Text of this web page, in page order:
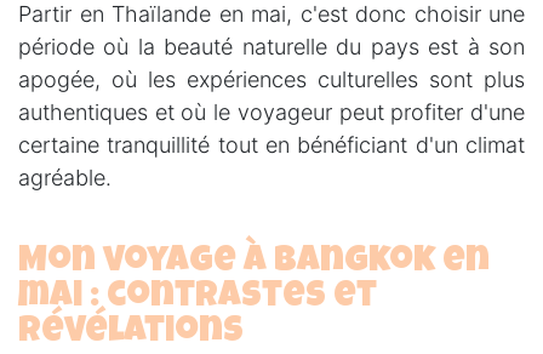
Partir en Thaïlande en mai, c'est donc choisir une
période où la beauté naturelle du pays est à son
apogée, où les expériences culturelles sont plus
authentiques et où le voyageur peut profiter d'une
certaine tranquillité tout en bénéficiant d'un climat
agréable.
Mon voyage à Bangkok en
mai : contrastes et
révélations